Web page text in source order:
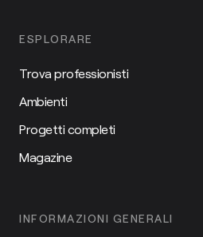
ESPLORARE
Trova professionisti
Ambienti
Progetti completi
Magazine
INFORMAZIONI GENERALI